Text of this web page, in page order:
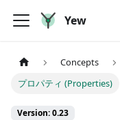
Yew
Concepts
プロパティ (Properties)
Version: 0.23